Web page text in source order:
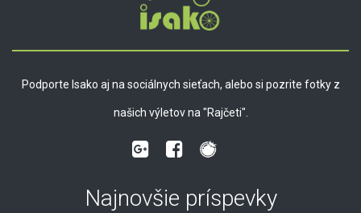
Podporte Isako aj na sociálnych sieťach, alebo si pozrite fotky z
našich výletov na "Rajčeti".
Najnovšie príspevky